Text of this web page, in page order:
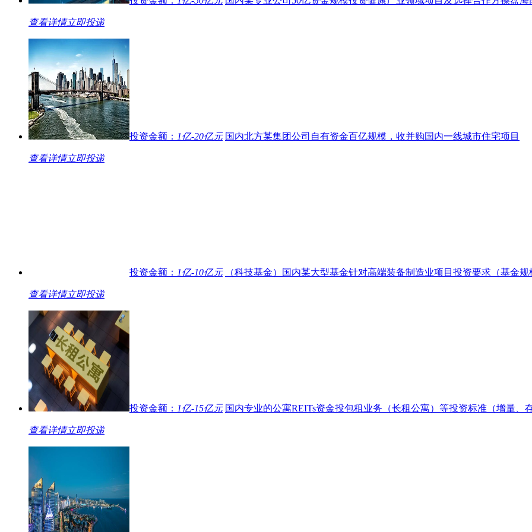
[债权投资](重点针对中小房企）企业自有资金针对房地产企业抵押贷
款、土地前融项目的要求
[基金信托]（京津冀产业基金）国内某大型基金针对京津冀地区产业投资
基金要求（首期规模100亿）
[基金信托]（中医药基金）国内某大型基金针对中医药大健康项目投资要
求（首期规模50亿）06-25
[股权投资]（科技基金）国内某大型基金针对高端装备制造业项目投资要
求（基金规模480亿）06-17
[债权投资]某金融发展集团针对百强企业土地前融、在建项目融资、商票
保贴现等业务推荐06-04
[债权投资]某上市企业针对地产企业3000万以内的前融、流动资金融资及
包销业务推荐05-24
查看详情立即投递
投资金额： 1亿-20亿元 国内北方某集团公司自有资金百亿规模，收并购国内一线城市住宅项目
查看详情立即投递
投资金额： 1亿-10亿元 （科技基金）国内某大型基金针对高端装备制造业项目投资要求（基金规
查看详情立即投递
投资金额： 1亿-15亿元 国内专业的公寓REITs资金投包租业务（长租公寓）等投资标准（增量、
查看详情立即投递